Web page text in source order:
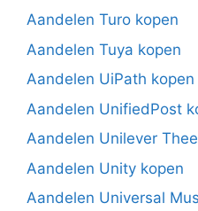
Aandelen Turo kopen
Aandelen Tuya kopen
Aandelen UiPath kopen
Aandelen UnifiedPost
Aandelen Unilever
Aandelen Unity kopen
Aandelen Universal